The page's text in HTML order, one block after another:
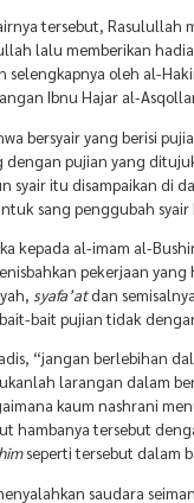
tersebut, Rasulullah
lalu memberikan
selengkapnya oleh al-
Ibnu Hajar al-
bersyair yang berisi
pujian yang
syair itu disampaikan di
sang penggubah syair
kepada al-imam al-
pekerjaan
syafa’atdan
bait pujian tidak
“jangan berlebihan
larangan dalam
kaum nashrani
hambanya tersebut
seperti tersebut dalam
saudara